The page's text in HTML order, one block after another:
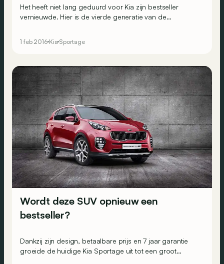
Het heeft niet lang geduurd voor Kia zijn bestseller
vernieuwde. Hier is de vierde generatie van de
voor een voorzichtige maar verstandige oplossing:
1 feb 2016 Kia Sportage
Wordt deze SUV opnieuw een
bestseller?
Dankzij zijn design, betaalbare prijs en 7 jaar garantie
groeide de huidige Kia Sportage uit tot een groot